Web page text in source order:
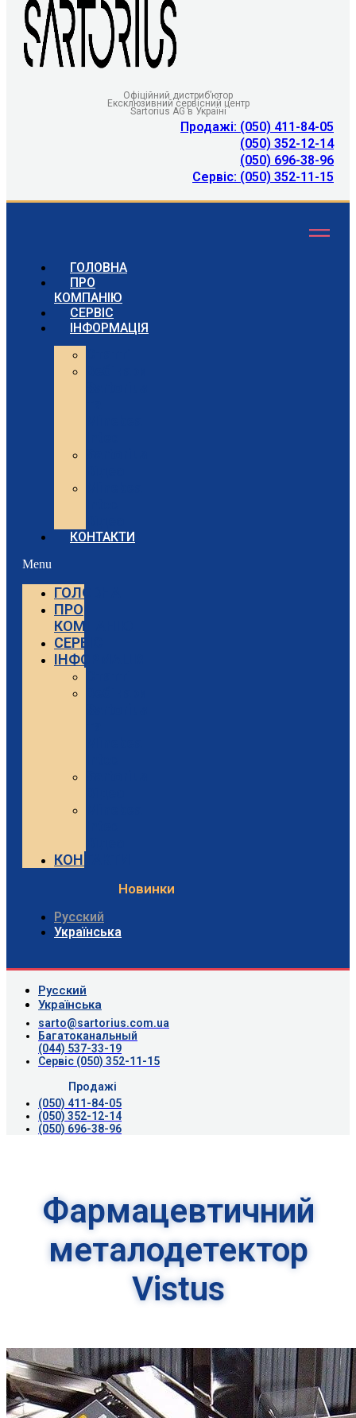
Офіційний дистриб’ютор
Ексклюзивний сервісний центр
Sartorius AG в Україні
Продажі: (050) 411-84-05
(050) 352-12-14
(050) 696-38-96
Сервіс: (050) 352-11-15
ГОЛОВНА
ПРО
КОМПАНІЮ
СЕРВІС
ІНФОРМАЦІЯ
КОНТАКТИ
Menu
ГОЛОВНА
ПРО
КОМПАНІЮ
СЕРВІС
ІНФОРМАЦІЯ
КОНТАКТИ
Новинки
Русский
Українська
Русский
Українська
sarto@sartorius.com.ua
Багатоканальный
(044) 537-33-19
Сервіс (050) 352-11-15
Продажі
(050) 411-84-05
(050) 352-12-14
(050) 696-38-96
Фармацевтичний
металодетектор
Vistus